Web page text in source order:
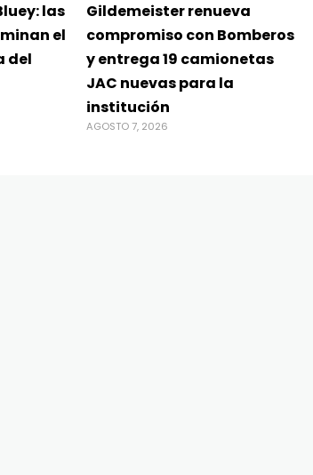
las
el
del
Gildemeister renueva
compromiso con Bomberos
y entrega 19 camionetas
JAC nuevas para la
institución
AGOSTO 7, 2026